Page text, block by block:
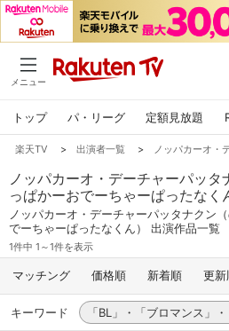
メニュー
トップ パ・リーグ 定額見放題
楽天TV > 出演者一覧 > ノッパカーオ・
ノッパカーオ・デーチャーパッタ
っぱかーおでーちゃーぱったなく
ノッパカーオ・デーチャーパッタナクン
でーちゃーぱったなくん） 出演作品一覧
1件中 1～1件を表示
マッチング 価格順 新着順 更新
キーワード 「BL」・「ブロマンス」